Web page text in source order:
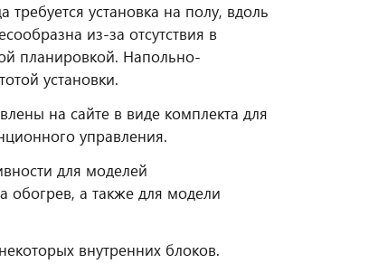
установка на полу, вдоль
из-за отсутствия в
планировкой. Напольно-
установки.
на сайте в виде комплекта для
управления.
для моделей
обогрев, а также для модели
внутренних блоков.